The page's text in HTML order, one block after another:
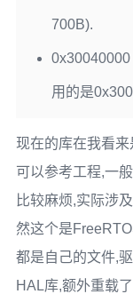
700B).
用的是
现在的库在我看
可以参考工程,一
比较麻烦,实际涉
然这个是
都是自己的文件,
HAL库,额外重载